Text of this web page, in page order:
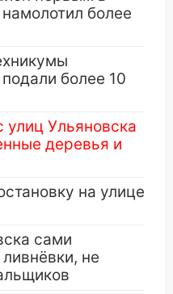
более
более 10
улиц Ульяновска
деревья и
на улице
сами
не